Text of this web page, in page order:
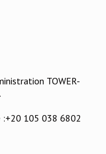
TOWER-
105 038 6802